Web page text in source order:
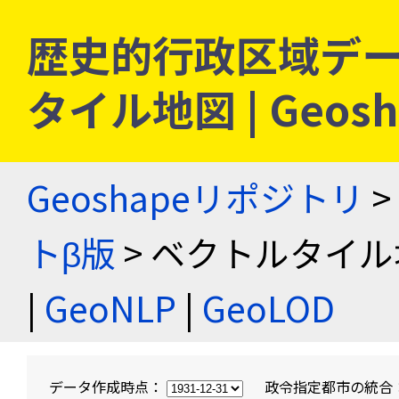
歴史的行政区域デ
タイル地図 |
Geoshapeリポジトリ >
トβ版 > ベクトルタイ
| GeoNLP | GeoLOD
データ作成時点： 政令指定都市の統